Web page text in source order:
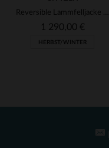
VERFÜGBARE GRÖSSEN
Reversible Lammfelljacke in Taupe - warm und schlicht für den Herbst.
1 290,00 €
HERBST/WINTER